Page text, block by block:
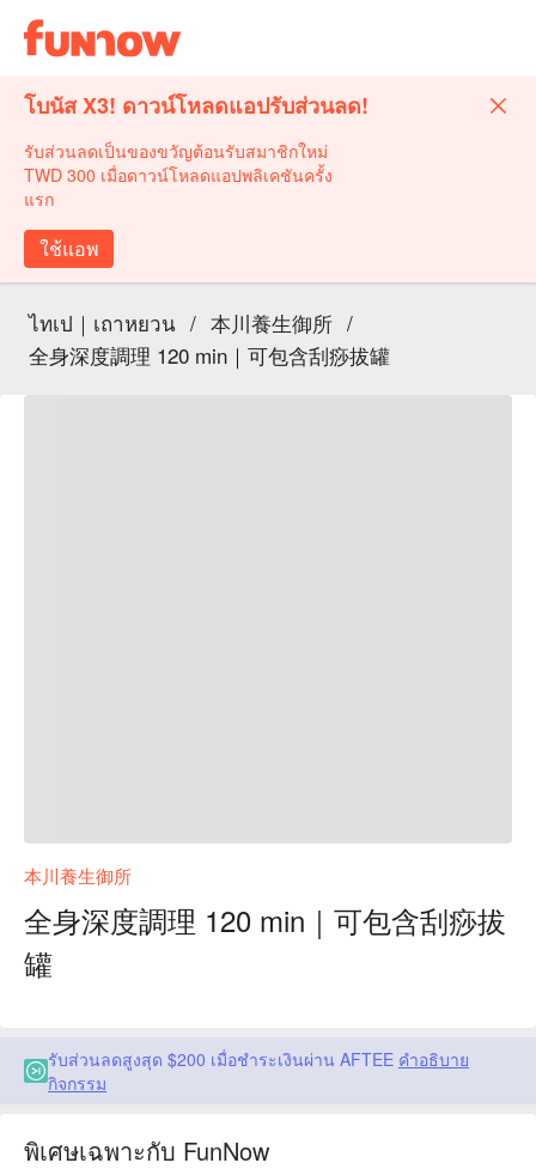
โบนัส X3! ดาวน์โหลดแอปรับส่วนลด!
รับส่วนลดเป็นของขวัญต้อนรับสมาชิกใหม่
TWD 300 เมื่อดาวน์โหลดแอปพลิเคชันครั้ง
แรก
ใช้แอพ
ไทเป｜เถาหยวน / 本川養生御所 /
全身深度調理 120 min｜可包含刮痧拔罐
本川養生御所
全身深度調理 120 min｜可包含刮痧拔
罐
รับส่วนลดสูงสุด $200 เมื่อชำระเงินผ่าน AFTEE คำอธิบาย
กิจกรรม
พิเศษเฉพาะกับ FunNow